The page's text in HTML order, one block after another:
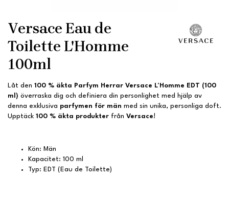
Versace Eau de
Toilette L'Homme
100ml
Låt den 100 % äkta Parfym Herrar Versace L'Homme EDT (100
ml) överraska dig och definiera din personlighet med hjälp av
denna exklusiva parfymen för män med sin unika, personliga doft.
Upptäck 100 % äkta produkter från Versace!
Kön: Män
Kapacitet: 100 ml
Typ: EDT (Eau de Toilette)